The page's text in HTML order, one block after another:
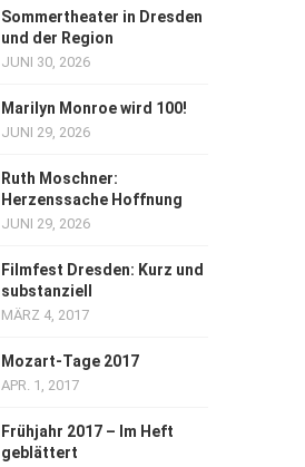
Sommertheater in Dresden
und der Region
JUNI 30, 2026
Marilyn Monroe wird 100!
JUNI 29, 2026
Ruth Moschner:
Herzenssache Hoffnung
JUNI 29, 2026
Filmfest Dresden: Kurz und
substanziell
MÄRZ 4, 2017
Mozart-Tage 2017
APR. 1, 2017
Frühjahr 2017 – Im Heft
geblättert